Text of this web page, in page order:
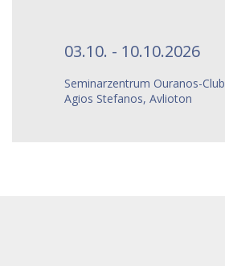
03.10. - 10.10.2026
Seminarzentrum Ouranos-Club
Agios Stefanos, Avlioton